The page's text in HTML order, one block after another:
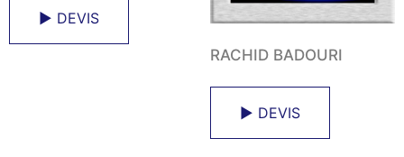
► DEVIS
RACHID BADOURI
► DEVIS